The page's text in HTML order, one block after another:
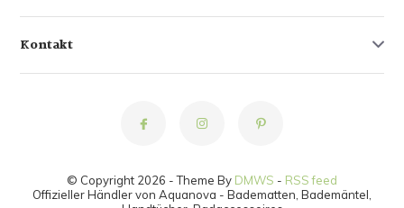
Kontakt
© Copyright 2026 - Theme By DMWS - RSS feed
Offizieller Händler von Aquanova - Badematten, Bademäntel,